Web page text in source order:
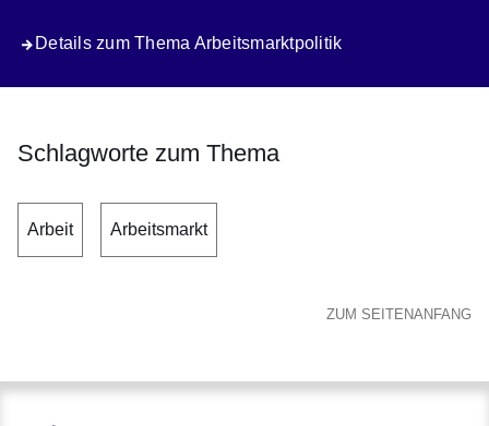
Details zum Thema Arbeitsmarktpolitik
Schlagworte zum Thema
Arbeit Arbeitsmarkt
ZUM SEITENANFANG